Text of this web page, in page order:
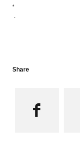
*
．
Share
